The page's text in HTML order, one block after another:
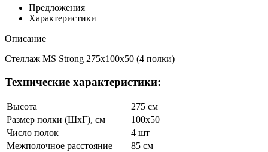
Предложения
Характеристики
Описание
Стеллаж MS Strong 275x100x50 (4 полки)
Технические характеристики:
Высота
275 см
Размер полки (ШхГ), см
100x50
Число полок
4 шт
Межполочное расстояние
85 см